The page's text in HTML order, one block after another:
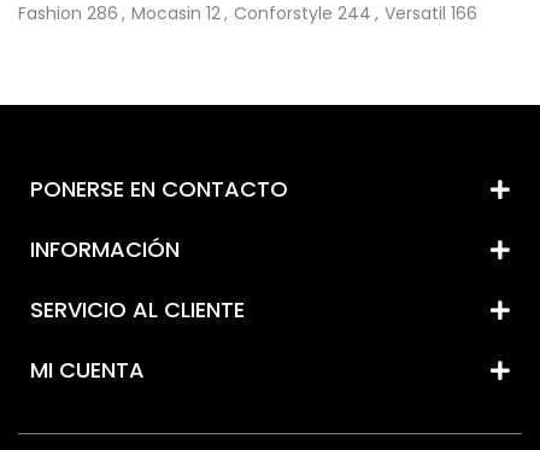
Fashion 286 , Mocasin 12, Conforstyle 244 , Versatil 166
PONERSE EN CONTACTO
INFORMACIÓN
SERVICIO AL CLIENTE
MI CUENTA